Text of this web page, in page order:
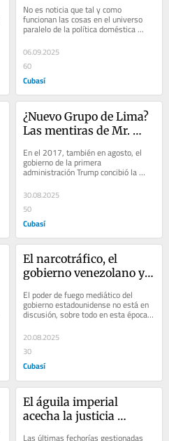
No es noticia que tal y como
funcionan las cosas en el universo
paralelo de la política doméstica
estadounidense, los líderes suelen
recurrir a...
06.09.2025
60
Cubasí
¿Nuevo Grupo de Lima?
Las mentiras de Mr.
En el 2017, también en agosto, el
gobierno de la primera
administración Trump concibió la
creación de un engendro anti
venezolano que le llamó...
30.08.2025
50
Cubasí
El narcotráfico, el
gobierno venezolano y
Mr. Rubio 9
El poder de fuego mediático del
gobierno estadounidense no está en
discusión, sobre todo en esta época
en que predomina lo que alguien
calificó...
20.08.2025
30
Cubasí
El águila imperial
acecha la justicia